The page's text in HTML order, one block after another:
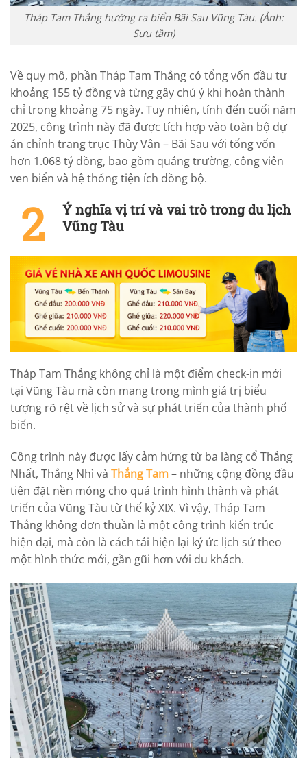
Tháp Tam Thắng hướng ra biển Bãi Sau Vũng Tàu. (Ảnh:
Sưu tầm)
Về quy mô, phần Tháp Tam Thắng có tổng vốn đầu tư
khoảng 155 tỷ đồng và từng gây chú ý khi hoàn thành
chỉ trong khoảng 75 ngày. Tuy nhiên, tính đến cuối năm
2025, công trình này đã được tích hợp vào toàn bộ dự
án chỉnh trang trục Thùy Vân – Bãi Sau với tổng vốn
hơn 1.068 tỷ đồng, bao gồm quảng trường, công viên
ven biển và hệ thống tiện ích đồng bộ.
Ý nghĩa vị trí và vai trò trong du lịch
Vũng Tàu
Tháp Tam Thắng không chỉ là một điểm check-in mới
tại Vũng Tàu mà còn mang trong mình giá trị biểu
tượng rõ rệt về lịch sử và sự phát triển của thành phố
biển.
Công trình này được lấy cảm hứng từ ba làng cổ Thắng
Nhất, Thắng Nhì và Thắng Tam– những cộng đồng đầu
tiên đặt nền móng cho quá trình hình thành và phát
triển của Vũng Tàu từ thế kỷ XIX. Vì vậy, Tháp Tam
Thắng không đơn thuần là một công trình kiến trúc
hiện đại, mà còn là cách tái hiện lại ký ức lịch sử theo
một hình thức mới, gần gũi hơn với du khách.